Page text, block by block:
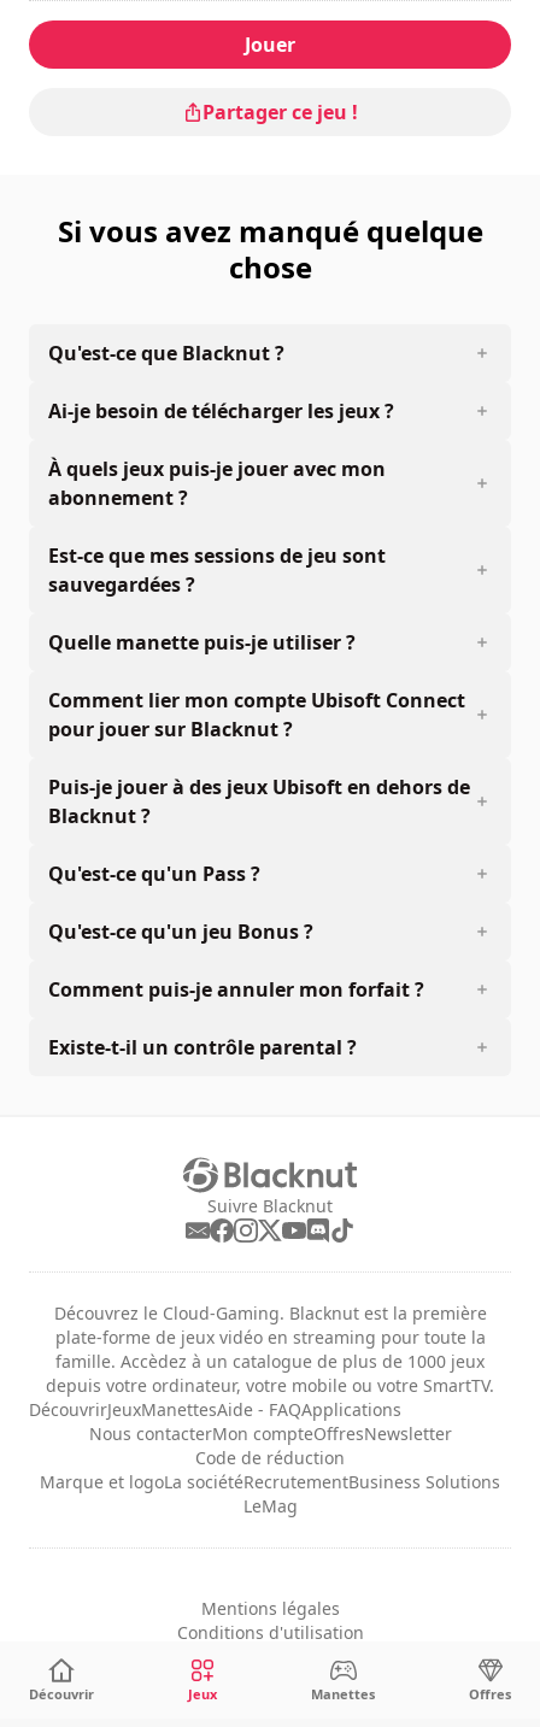
moment.
Jouer
Partager ce jeu !
Si vous avez manqué quelque
chose
Qu'est-ce que Blacknut ?
Ai-je besoin de télécharger les jeux ?
À quels jeux puis-je jouer avec mon
abonnement ?
Est-ce que mes sessions de jeu sont
sauvegardées ?
Quelle manette puis-je utiliser ?
Comment lier mon compte Ubisoft Connect
pour jouer sur Blacknut ?
Puis-je jouer à des jeux Ubisoft en dehors de
Blacknut ?
Qu'est-ce qu'un Pass ?
Qu'est-ce qu'un jeu Bonus ?
Comment puis-je annuler mon forfait ?
Existe-t-il un contrôle parental ?
Suivre Blacknut
Découvrez le Cloud-Gaming. Blacknut est la première
plate-forme de jeux vidéo en streaming pour toute la
famille. Accèdez à un catalogue de plus de 1000 jeux
depuis votre ordinateur, votre mobile ou votre SmartTV.
DécouvrirJeuxManettesAide - FAQApplications
Nous contacterMon compteOffresNewsletter
Code de réduction
Marque et logoLa sociétéRecrutementBusiness Solutions
LeMag
Mentions légales
Conditions d'utilisation
Confidentialité
Configuration des cookies
Découvrir Jeux Manettes Offres